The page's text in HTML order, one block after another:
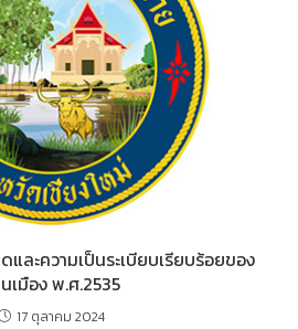
และความเป็นระเบียบเรียบร้อยของ
เมือง พ.ศ.2535
17 ตุลาคม 2024